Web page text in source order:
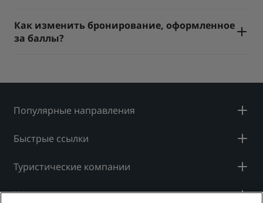
Как изменить бронирование, оформленное
за баллы?
Популярные направления
Быстрые ссылки
Туристические компании
Компания